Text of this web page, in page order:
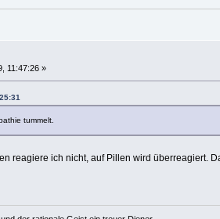
11:47:26 »
tummelt.
reagiere ich nicht, auf Pillen wird überreagiert.